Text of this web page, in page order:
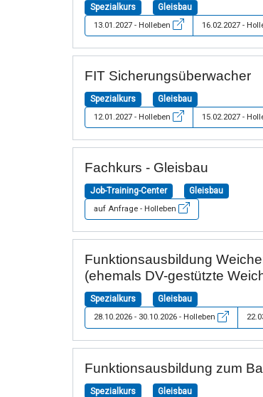
Spezialkurs Gleisbau
13.01.2027 - Holleben 16.02.2027 -
FIT Sicherungsüberwacher
Spezialkurs Gleisbau
12.01.2027 - Holleben 15.02.2027 -
Fachkurs - Gleisbau
Job-Training-Center Gleisbau
auf Anfrage - Holleben
Funktionsausbildung
(ehemals DV-gestützte
Spezialkurs Gleisbau
28.10.2026 - 30.10.2026 - Holleben
Funktionsausbildung zum
Spezialkurs Gleisbau